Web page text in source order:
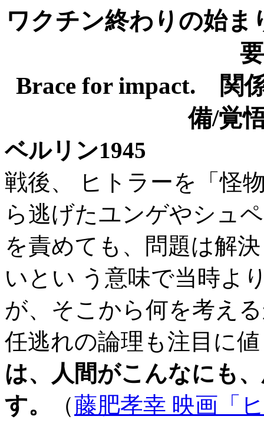
ワクチン終わりの始ま
Brace for impact. 関
備/覚
ベルリン1945
戦後、 ヒトラーを「怪
ら逃げたユンゲやシュ
を責めても、問題は解
いとい う意味で当時よ
が、そこから何を考え
任逃れの論理も注目に
は、人間がこんなにも
す。
（藤肥孝幸 映画「